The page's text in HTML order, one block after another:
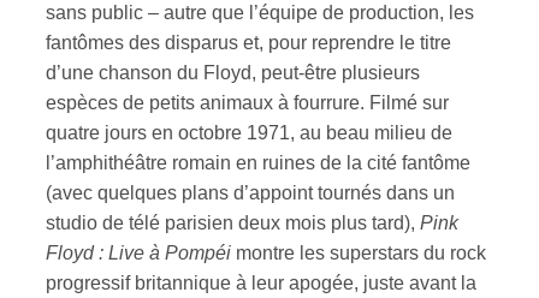
sans public – autre que l’équipe de production, les
fantômes des disparus et, pour reprendre le titre
d’une chanson du Floyd, peut-être plusieurs
espèces de petits animaux à fourrure. Filmé sur
quatre jours en octobre 1971, au beau milieu de
l’amphithéâtre romain en ruines de la cité fantôme
(avec quelques plans d’appoint tournés dans un
studio de télé parisien deux mois plus tard), Pink
Floyd : Live à Pompéi montre les superstars du rock
progressif britannique à leur apogée, juste avant la